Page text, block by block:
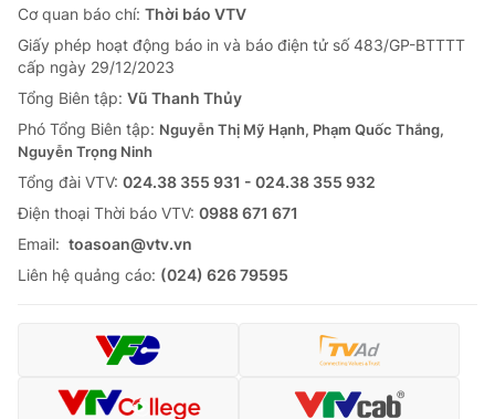
Cơ quan báo chí: Thời báo VTV
Giấy phép hoạt động báo in và báo điện tử số 483/GP-BTTTT
cấp ngày 29/12/2023
Tổng Biên tập: Vũ Thanh Thủy
Phó Tổng Biên tập: Nguyễn Thị Mỹ Hạnh, Phạm Quốc Thắng,
Nguyễn Trọng Ninh
Tổng đài VTV: 024.38 355 931 - 024.38 355 932
Ðiện thoại Thời báo VTV: 0988 671 671
Email: toasoan@vtv.vn
Liên hệ quảng cáo: (024) 626 79595